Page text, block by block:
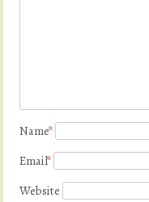
Name*
Email*
Website